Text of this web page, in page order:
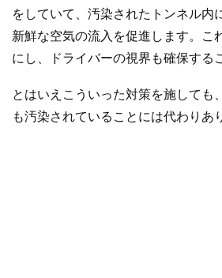
をしていて、汚染されたトンネル内
新鮮な空気の流入を促進します。こ
にし、ドライバーの視界も確保する
とはいえこういった対策を施しても
も汚染されていることには代わりあ